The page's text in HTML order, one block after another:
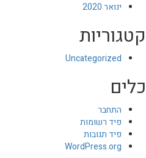
ינואר 2020
קטגוריות
Uncategorized
כלים
התחבר
פיד רשומות
פיד תגובות
WordPress.org